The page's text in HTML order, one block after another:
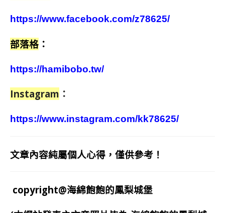
https://www.facebook.com/z78625/
部落格 ：
https://hamibobo.tw/
Instagram ：
https://www.instagram.com/kk78625/
文章內容純屬個人心得，僅供參考！
copyright@海綿飽飽的鳳梨城堡